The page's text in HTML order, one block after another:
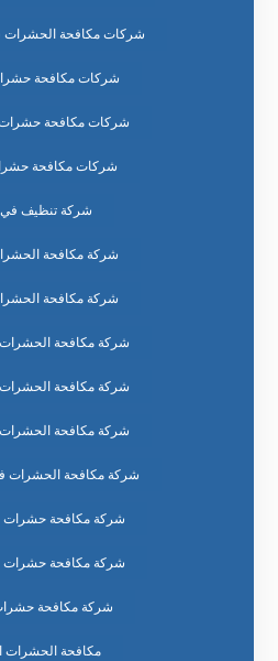
شركات مكافحة الحشرات
شركات مكافحة
شركات مكافحة حشرات
شركات مكافحة
شركة تنظيف في
شركة مكافحة
شركة مكافحة
شركة مكافحة
شركة مكافحة الحشرات
شركة مكافحة
شركة مكافحة الحشرات
شركة مكافحة حشرات
شركة مكافحة حشرات
شركة مكافحة
مكافحة الحشرات